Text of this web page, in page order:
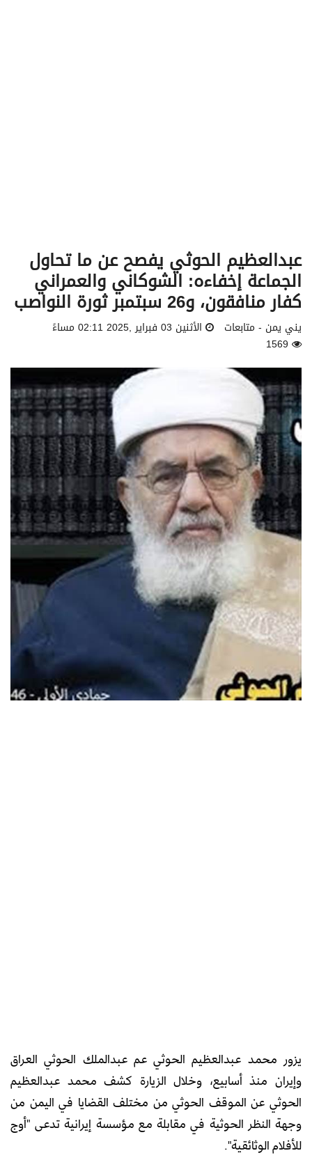
عبدالعظيم الحوثي يفصح عن ما تحاول
الجماعة إخفاءه: الشوكاني والعمراني
كفار منافقون، و26 سبتمبر ثورة النواصب
يني يمن - متابعات
الأثنين 03 فبراير ,2025 02:11 مساءً
1569
يزور محمد عبدالعظيم الحوثي عم عبدالملك الحوثي العراق
وإيران منذ أسابيع، وخلال الزيارة كشف محمد عبدالعظيم
الحوثي عن الموقف الحوثي من مختلف القضايا في اليمن من
وجهة النظر الحوثية في مقابلة مع مؤسسة إيرانية تدعى "أوج
للأفلام الوثائقية".